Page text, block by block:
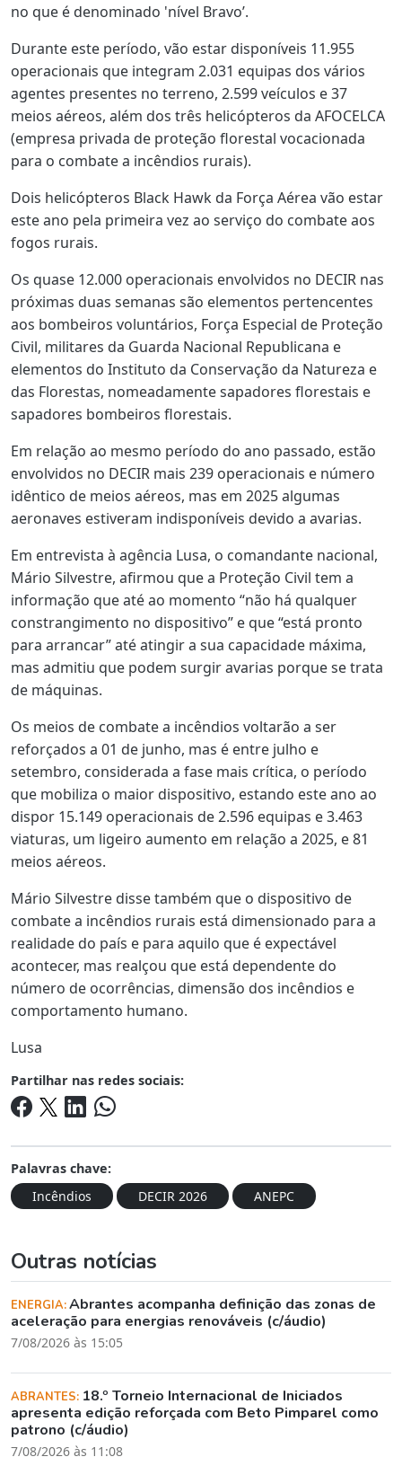
no que é denominado 'nível Bravo’.
Durante este período, vão estar disponíveis 11.955
operacionais que integram 2.031 equipas dos vários
agentes presentes no terreno, 2.599 veículos e 37
meios aéreos, além dos três helicópteros da AFOCELCA
(empresa privada de proteção florestal vocacionada
para o combate a incêndios rurais).
Dois helicópteros Black Hawk da Força Aérea vão estar
este ano pela primeira vez ao serviço do combate aos
fogos rurais.
Os quase 12.000 operacionais envolvidos no DECIR nas
próximas duas semanas são elementos pertencentes
aos bombeiros voluntários, Força Especial de Proteção
Civil, militares da Guarda Nacional Republicana e
elementos do Instituto da Conservação da Natureza e
das Florestas, nomeadamente sapadores florestais e
sapadores bombeiros florestais.
Em relação ao mesmo período do ano passado, estão
envolvidos no DECIR mais 239 operacionais e número
idêntico de meios aéreos, mas em 2025 algumas
aeronaves estiveram indisponíveis devido a avarias.
Em entrevista à agência Lusa, o comandante nacional,
Mário Silvestre, afirmou que a Proteção Civil tem a
informação que até ao momento “não há qualquer
constrangimento no dispositivo” e que “está pronto
para arrancar” até atingir a sua capacidade máxima,
mas admitiu que podem surgir avarias porque se trata
de máquinas.
Os meios de combate a incêndios voltarão a ser
reforçados a 01 de junho, mas é entre julho e
setembro, considerada a fase mais crítica, o período
que mobiliza o maior dispositivo, estando este ano ao
dispor 15.149 operacionais de 2.596 equipas e 3.463
viaturas, um ligeiro aumento em relação a 2025, e 81
meios aéreos.
Mário Silvestre disse também que o dispositivo de
combate a incêndios rurais está dimensionado para a
realidade do país e para aquilo que é expectável
acontecer, mas realçou que está dependente do
número de ocorrências, dimensão dos incêndios e
comportamento humano.
Lusa
Partilhar nas redes sociais:
Palavras chave:
Incêndios
DECIR 2026 ANEPC
Outras notícias
ENERGIA:Abrantes acompanha definição das zonas de
aceleração para energias renováveis (c/áudio)
7/08/2026 às 15:05
ABRANTES: 18.º Torneio Internacional de Iniciados
apresenta edição reforçada com Beto Pimparel como
patrono (c/áudio)
7/08/2026 às 11:08